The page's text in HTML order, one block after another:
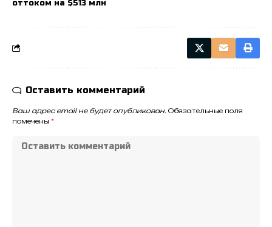
оттоком на $513 млн
Оставить комментарий
Ваш адрес email не будет опубликован. Обязательные поля
помечены *